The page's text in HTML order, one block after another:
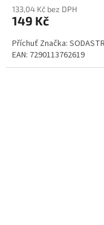
133,04 Kč bez DPH
149 Kč
Příchuť Značka:
EAN: 7290113762619